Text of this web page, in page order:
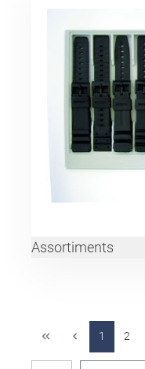
Assortiments
1 2